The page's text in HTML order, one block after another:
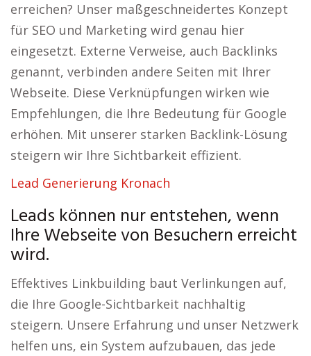
erreichen? Unser maßgeschneidertes Konzept
für SEO und Marketing wird genau hier
eingesetzt. Externe Verweise, auch Backlinks
genannt, verbinden andere Seiten mit Ihrer
Webseite. Diese Verknüpfungen wirken wie
Empfehlungen, die Ihre Bedeutung für Google
erhöhen. Mit unserer starken Backlink-Lösung
steigern wir Ihre Sichtbarkeit effizient.
Lead Generierung Kronach
Leads können nur entstehen, wenn
Ihre Webseite von Besuchern erreicht
wird.
Effektives Linkbuilding baut Verlinkungen auf,
die Ihre Google-Sichtbarkeit nachhaltig
steigern. Unsere Erfahrung und unser Netzwerk
helfen uns, ein System aufzubauen, das jede